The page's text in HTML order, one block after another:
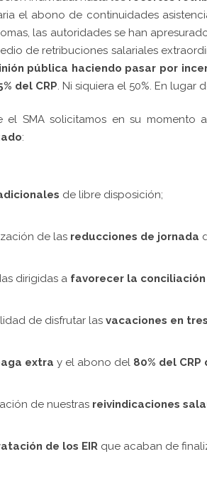
el abono de continuidades
las autoridades se han
de retribuciones salariales
pública haciendo pasar por
del CRP . Ni siquiera el 50%. En lugar
el SMA solicitamos en su momento
:
de libre disposición;
de las reducciones de jornada
dirigidas a favorecer la conciliación
de disfrutar las vacaciones en
extra y el abono del 80% del
de nuestras reivindicaciones
de los EIR que acaban de